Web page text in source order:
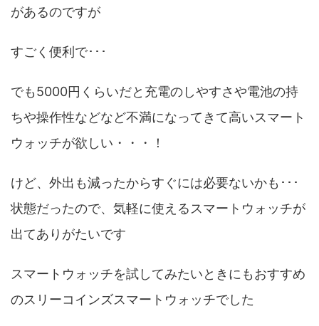
があるのですが
すごく便利で･･･
でも5000円くらいだと充電のしやすさや電池の持
ちや操作性などなど不満になってきて高いスマート
ウォッチが欲しい・・・！
けど、外出も減ったからすぐには必要ないかも･･･
状態だったので、気軽に使えるスマートウォッチが
出てありがたいです
スマートウォッチを試してみたいときにもおすすめ
のスリーコインズスマートウォッチでした